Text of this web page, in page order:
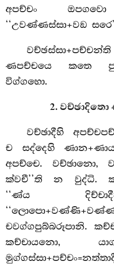
අපච්චං
‘‘උවණ්ණස්සා+වඞ
ණපච්චයෙ කතෙ
විග්ගහො.
2.
වච්ඡාදීහි
ච සද්දෙහි
අපච්චෙ. වච්ඡානො,
ක්වචී’’ති න වුද්ධි.
‘‘ණ්ය
චවග්ගපුබ්බරූපානි.
කච්චායනො,